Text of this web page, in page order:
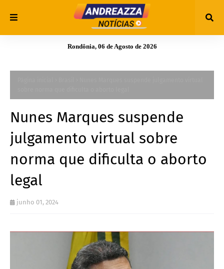
Rondônia, 06 de Agosto de 2026
Nunes Marques suspende
julgamento virtual sobre
norma que dificulta o aborto
legal
junho 01, 2024